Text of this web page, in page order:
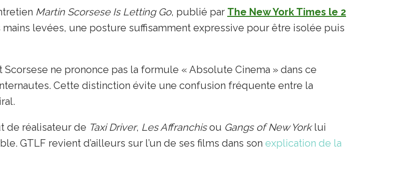
Martin Scorsese Is Letting Go, publié par The New York Times le 2
levées, une posture suffisamment expressive pour être isolée puis
ne prononce pas la formule « Absolute Cinema » dans ce
Cette distinction évite une confusion fréquente entre la
de réalisateur de Taxi Driver, Les Affranchisou Gangs of New Yorklui
GTLF revient d’ailleurs sur l’un de ses films dans son explication de la